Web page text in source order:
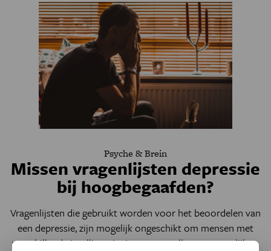
Psyche & Brein
Missen vragenlijsten depressie
bij hoogbegaafden?
Vragenlijsten die gebruikt worden voor het beoordelen van
een depressie, zijn mogelijk ongeschikt om mensen met
verschillende intelligentieniveaus met elkaar te vergelijken.